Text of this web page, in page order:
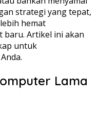
strategi yang tepat,
hemat
baru. Artikel ini akan
untuk
Lama